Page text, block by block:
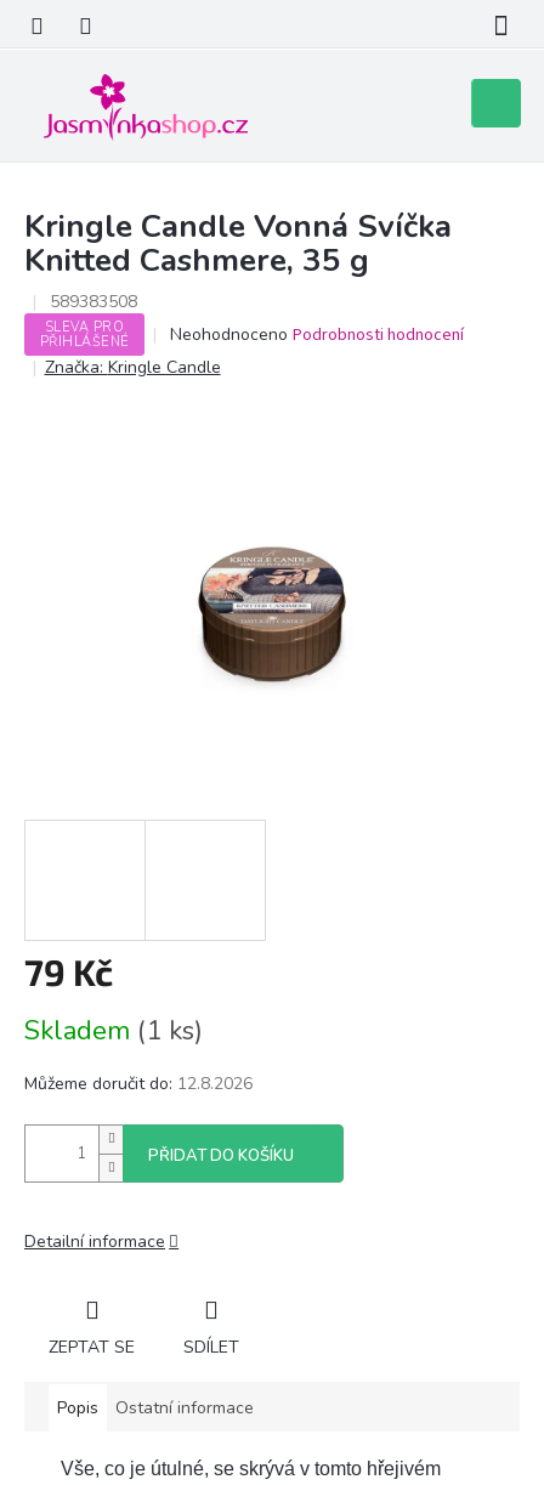
obsah
košík
Kringle Candle Vonná Svíčka
Knitted Cashmere, 35 g
589383508
SLEVA PRO
PŘIHLÁŠENÉ
Průměrné
hodnocení
produktu
Neohodnoceno Podrobnosti hodnocení
Značka: Kringle Candle
79 Kč
cena:
Skladem (1 ks)
Můžeme doručit do: 12.8.2026
PŘIDAT DO KOŠÍKU
Detailní informace
ZEPTAT SE SDÍLET
Popis Ostatní informace
Vše, co je útulné, se skrývá v tomto hřejivém